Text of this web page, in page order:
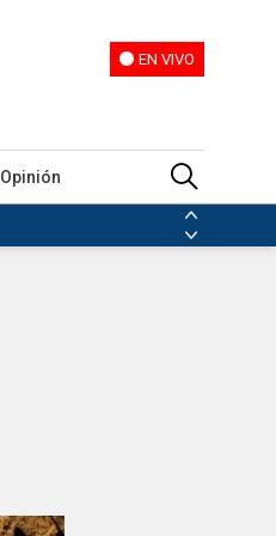
EN VIVO
Opinión